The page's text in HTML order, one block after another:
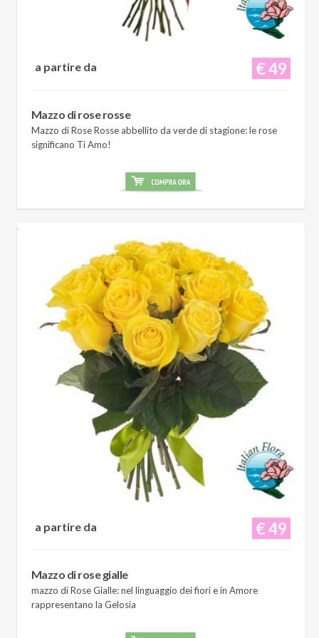
€ 49
a partire da
Mazzo di rose rosse
Mazzo di Rose Rosse abbellito da verde di stagione: le rose
significano Ti Amo!
€ 49
a partire da
Mazzo di rose gialle
mazzo di Rose Gialle: nel linguaggio dei fiori e in Amore
rappresentano la Gelosia